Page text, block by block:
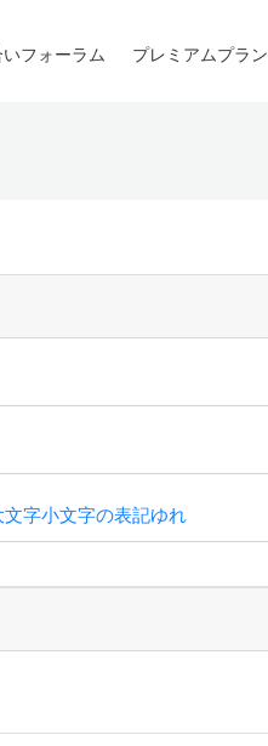
フォーラム プレミアムプラン
字小文字の表記ゆれ